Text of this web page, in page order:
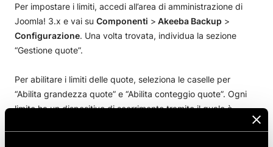
Per impostare i limiti, accedi all’area di amministrazione di
Joomla! 3.x e vai su Componenti > Akeeba Backup >
Configurazione. Una volta trovata, individua la sezione
“Gestione quote”.
Per abilitare i limiti delle quote, seleziona le caselle per
“Abilita grandezza quote” e “Abilita conteggio quote”. Ogni
limite ha un dispositivo di scorrimento tramite il quale è